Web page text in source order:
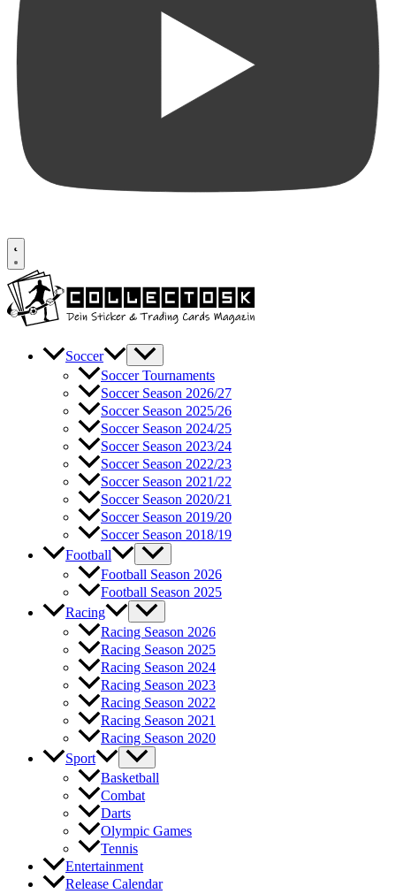
Soccer
Soccer Tournaments
Soccer Season 2026/27
Soccer Season 2025/26
Soccer Season 2024/25
Soccer Season 2023/24
Soccer Season 2022/23
Soccer Season 2021/22
Soccer Season 2020/21
Soccer Season 2019/20
Soccer Season 2018/19
Football
Football Season 2026
Football Season 2025
Racing
Racing Season 2026
Racing Season 2025
Racing Season 2024
Racing Season 2023
Racing Season 2022
Racing Season 2021
Racing Season 2020
Sport
Basketball
Combat
Darts
Olympic Games
Tennis
Entertainment
Release Calendar